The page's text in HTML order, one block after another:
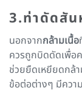
3.ท่าดัดสัน
นอกจากกล้ามเนื้อ
ควรถูกบิดดัดเพื่อ
ช่วยยืดเหยียดกล้
ข้อต่อต่างๆ มีคว